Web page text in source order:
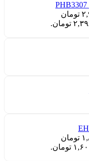
قیمت اصلی: ۲,۹۵۶,۷۵۲ تومان
قیمت اصلی: ۱,۸۰۶,۰۰۰ تومان